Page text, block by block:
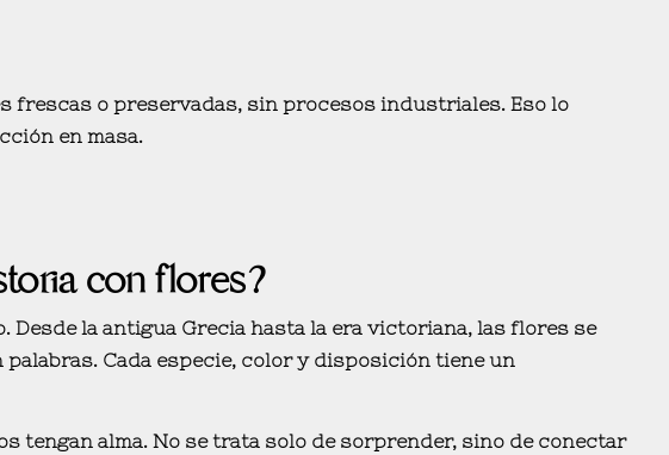
frescas o preservadas, sin procesos industriales. Eso lo
en masa.
con flores?
la antigua Grecia hasta la era victoriana, las flores se
palabras. Cada especie, color y disposición tiene un
tengan alma. No se trata solo de sorprender, sino de conectar